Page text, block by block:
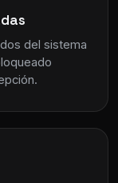
del sistema